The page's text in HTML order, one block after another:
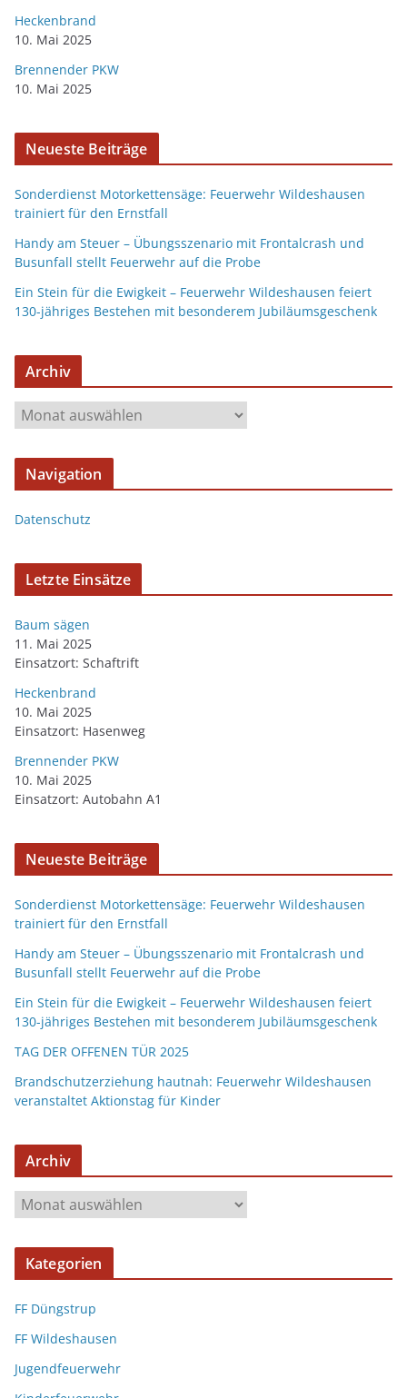
Heckenbrand
10. Mai 2025
Brennender PKW
10. Mai 2025
Neueste Beiträge
Sonderdienst Motorkettensäge: Feuerwehr Wildeshausen
trainiert für den Ernstfall
Handy am Steuer – Übungsszenario mit Frontalcrash und
Busunfall stellt Feuerwehr auf die Probe
Ein Stein für die Ewigkeit – Feuerwehr Wildeshausen feiert
130-jähriges Bestehen mit besonderem Jubiläumsgeschenk
Archiv
Navigation
Datenschutz
Letzte Einsätze
Baum sägen
11. Mai 2025
Einsatzort: Schaftrift
Heckenbrand
10. Mai 2025
Einsatzort: Hasenweg
Brennender PKW
10. Mai 2025
Einsatzort: Autobahn A1
Neueste Beiträge
Sonderdienst Motorkettensäge: Feuerwehr Wildeshausen
trainiert für den Ernstfall
Handy am Steuer – Übungsszenario mit Frontalcrash und
Busunfall stellt Feuerwehr auf die Probe
Ein Stein für die Ewigkeit – Feuerwehr Wildeshausen feiert
130-jähriges Bestehen mit besonderem Jubiläumsgeschenk
TAG DER OFFENEN TÜR 2025
Brandschutzerziehung hautnah: Feuerwehr Wildeshausen
veranstaltet Aktionstag für Kinder
Archiv
Kategorien
FF Düngstrup
FF Wildeshausen
Jugendfeuerwehr